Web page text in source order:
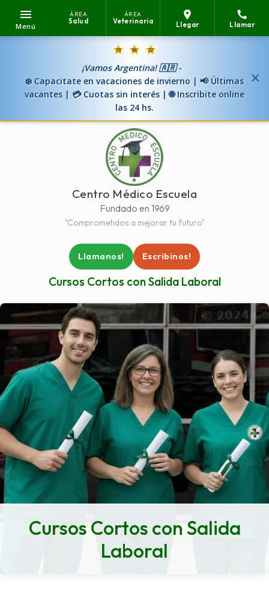
Menú
ÁREA
Salud
ÁREA
Veterinaria Llegar Llamar
¡Vamos Argentina! 🇦🇷 -
❄️ Capacitate en vacaciones de invierno | 📢 Últimas
vacantes | 💳 Cuotas sin interés | 🌐 Inscribite online
las 24 hs.
×
Centro Médico Escuela
Fundado en 1969
"Comprometidos a mejorar tu futuro"
Llamanos! Escribinos!
Cursos Cortos con Salida Laboral
Cursos Cortos con Salida
Laboral